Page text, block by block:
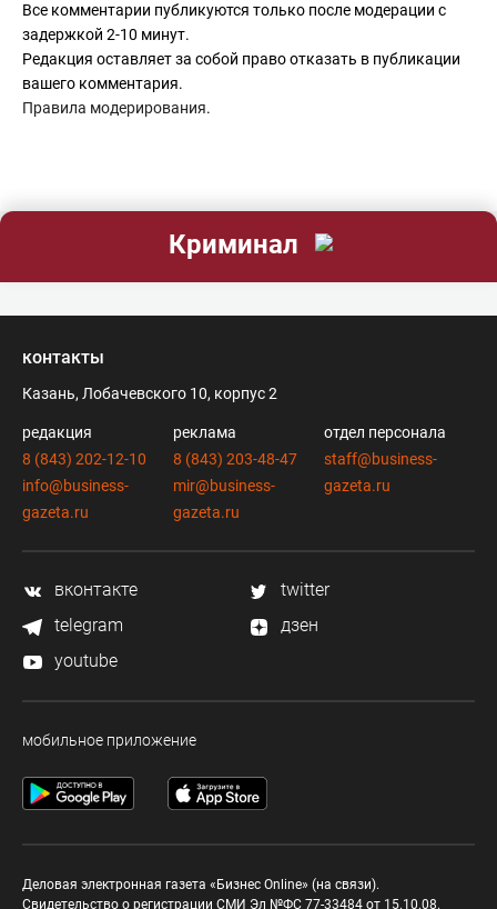
Все комментарии публикуются только после модерации с
задержкой 2-10 минут.
Редакция оставляет за собой право отказать в публикации
вашего комментария.
Правила модерирования.
Криминал
контакты
Казань, Лобачевского 10, корпус 2
редакция
8 (843) 202-12-10
info@business-
gazeta.ru
реклама
8 (843) 203-48-47
mir@business-
gazeta.ru
отдел персонала
staff@business-
gazeta.ru
вконтакте
twitter
telegram
дзен
youtube
мобильное приложение
Деловая электронная газета «Бизнес Online» (на связи).
Свидетельство о регистрации СМИ Эл №ФС 77-33484 от 15.10.08.